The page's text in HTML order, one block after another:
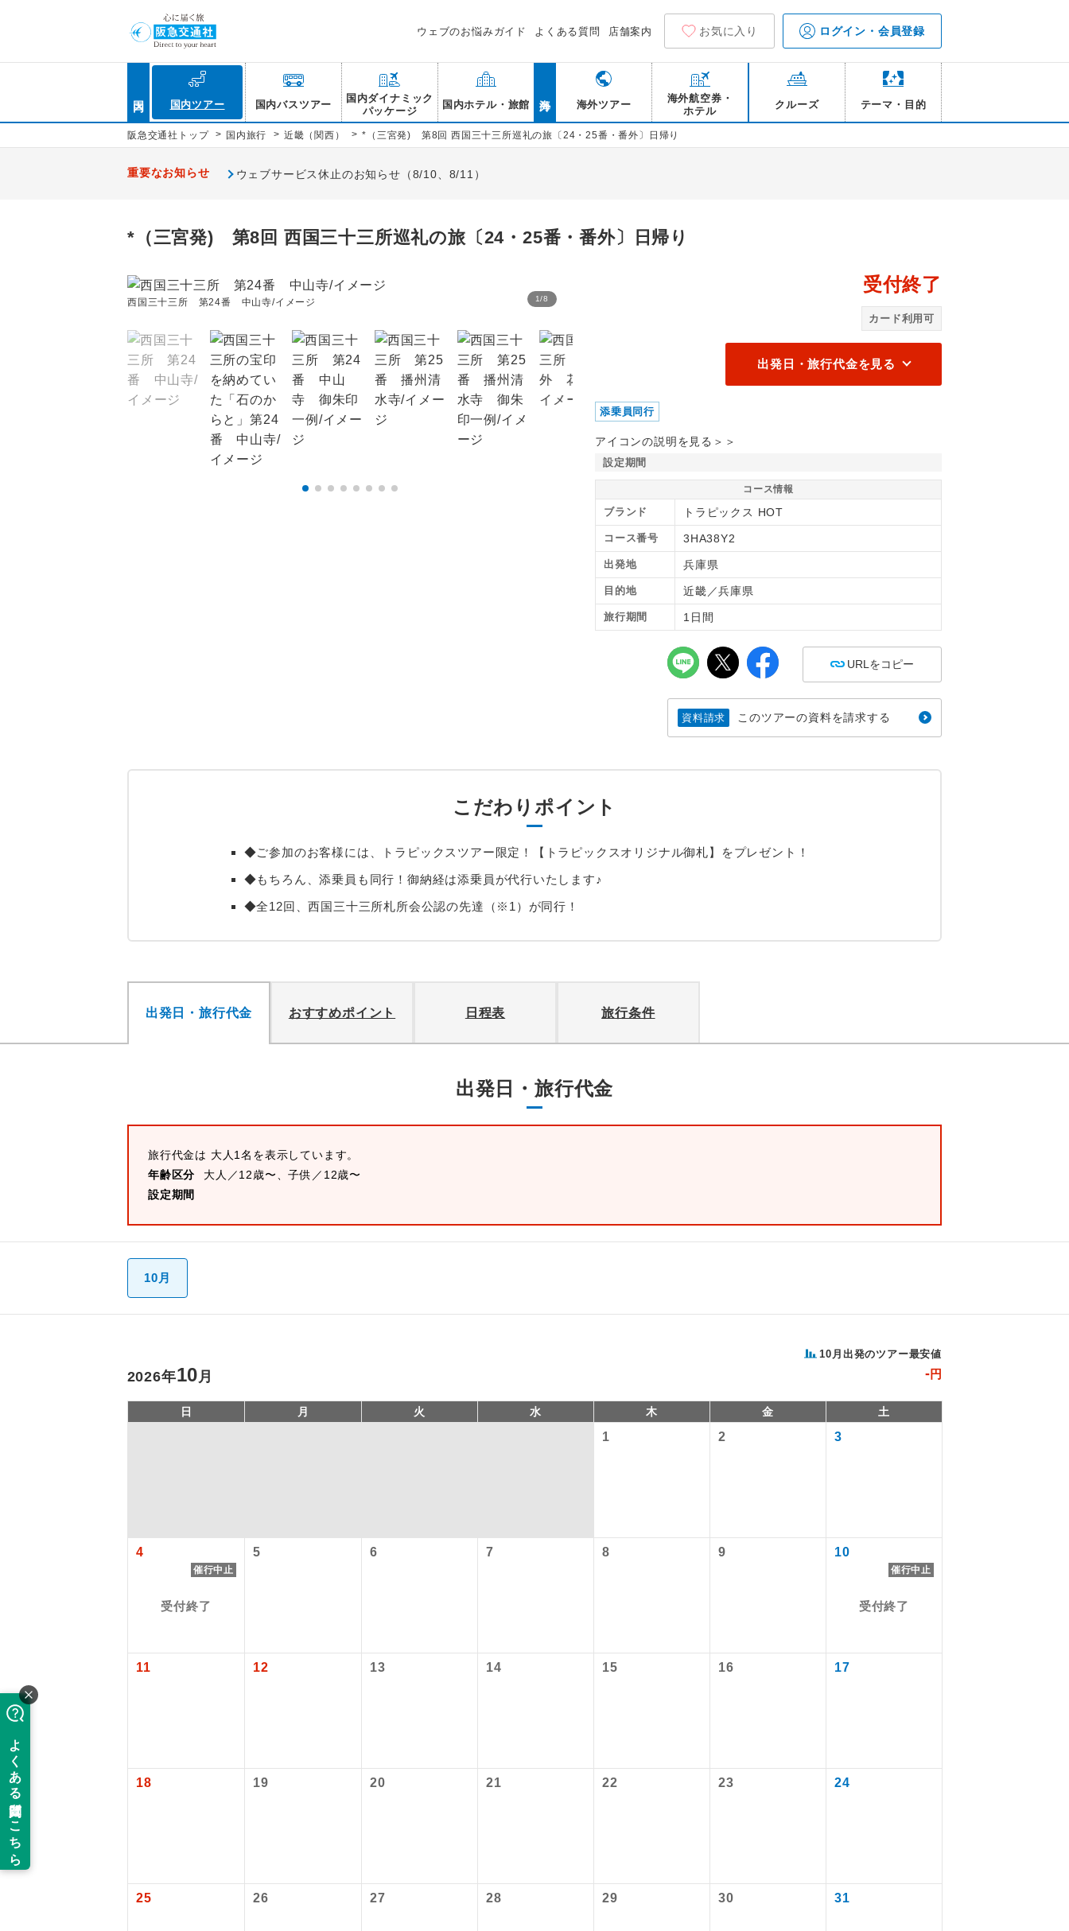
ウェブのお悩みガイド よくある質問 店舗案内 お気に入り ログイン・会員登録
国内ツアー 国内バスツアー
国内ダイナミック
パッケージ
国内ホテル・旅館 海外ツアー
海外航空券・
ホテル
クルーズ テーマ・目的
阪急交通社トップ > 国内旅行 > 近畿（関西） > *（三宮発) 第8回 西国三十三所巡礼の旅〔24・25番・番外〕日帰り
重要なお知らせ ウェブサービス休止のお知らせ（8/10、8/11）
*（三宮発) 第8回 西国三十三所巡礼の旅〔24・25番・番外〕日帰り
1/8
西国三十三所 第24番 中山寺/イメージ
西国三十三所の宝印を納めていた「石のからと」第24番 中山寺/イメージ
受付終了
カード利用可
出発日・旅行代金を見る
添乗員同行
アイコンの説明を見る＞＞
設定期間
コース情報
ブランド トラピックス HOT
コース番号 3HA38Y2
出発地 兵庫県
目的地 近畿／兵庫県
旅行期間 1日間
URLをコピー
資料請求 このツアーの資料を請求する
こだわりポイント
◆ご参加のお客様には、トラピックスツアー限定！【トラピックスオリジナル御札】をプレゼント！
◆もちろん、添乗員も同行！御納経は添乗員が代行いたします♪
◆全12回、西国三十三所札所会公認の先達（※1）が同行！
出発日・旅行代金 おすすめポイント 日程表 旅行条件
出発日・旅行代金
旅行代金は 大人1名を表示しています。
年齢区分
大人／12歳〜、子供／12歳〜
設定期間
10月
10 月出発のツアー最安値
-円
2026年10 月
日 月 火 水 木 金 土
1 2 3
4
催行中止
受付終了
5 6 7 8 9 10
催行中止
受付終了
11 12 13 14 15 16 17
18 19 20 21 22 23 24
25 26 27 28 29 30 31
添乗員同行
往路出発空港（駅）から復路到着空港（駅）まで同行しま
バスガイド乗務 バスガイドが乗務し、車内での観光案内があります。
絶景スポットに立ち寄るコースです。